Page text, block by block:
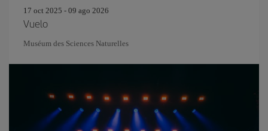
17 oct 2025 - 09 ago 2026
Vuelo
Muséum des Sciences Naturelles